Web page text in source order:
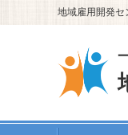
地域雇用開発セ